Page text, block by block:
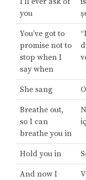
you
You’ve got to
promise not to
stop when I
say when
She sang
Breathe out,
so I can
breathe you in
Hold you in
And now I